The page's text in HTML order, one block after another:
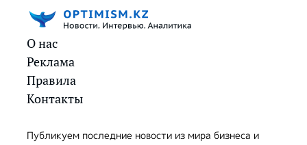
О нас
Реклама
Правила
Контакты
Публикуем последние новости из мира бизнеса и